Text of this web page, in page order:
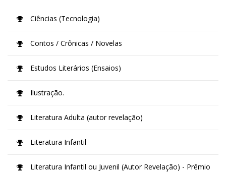
Ciências (Tecnologia)
Contos / Crônicas / Novelas
Estudos Literários (Ensaios)
Ilustração.
Literatura Adulta (autor revelação)
Literatura Infantil
Literatura Infantil ou Juvenil (Autor Revelação) - Prêmio